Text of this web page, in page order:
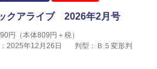
クアライブ 2026年2月号
円（本体809円＋税）
2025年12月26日
判型：Ｂ５変形判